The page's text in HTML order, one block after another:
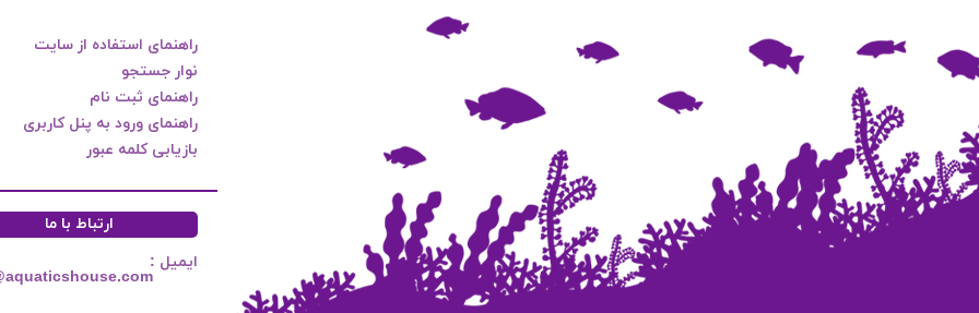
راهنمای استفاده از سایت
نوار جستجو
راهنمای ثبت نام
راهنمای ورود به پنل کاربری
بازیابی کلمه عبور
ارتباط با ما
ایمیل :